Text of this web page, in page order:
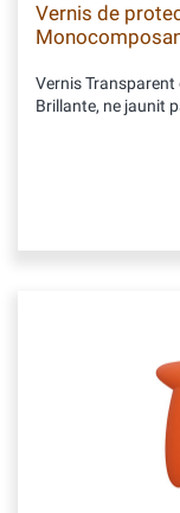
Vernis de
Vernis
Brillante, ne jaunit